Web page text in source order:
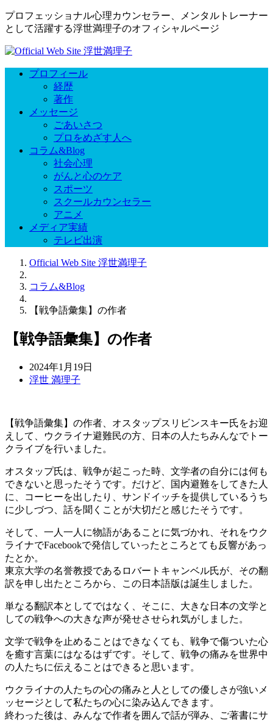
プロフェッショナル心理カウンセラー、メンタルトレーナー
として活躍する浮世満理子のオフィシャルページ
プロフィール
経歴
著作
メッセージ
ごあいさつ
プロをめざす人へ
コラム&Blog
社会心理
がんと心のケア
スポーツ
スクールカウンセラー
アニメ
メディア実績
テレビ出演
Official Web Site 浮世満理子
コラム&Blog
【戦争語彙集】の作者
【戦争語彙集】の作者
2024年1月19日
浮世 満理子
【戦争語彙集】の作者、オスタップスリビンスキー氏をお迎
えして、ウクライナ避難民の方、日本の人たちみんなでトー
クライブを行いました。
オスタップ氏は、戦争が起こった時、文学者の自分には何も
できないと思ったそうです。だけど、国内避難をしてきた人
に、コーヒーを出したり、サンドイッチを提供しているうち
に少しづつ、話を聞くことが大切だと感じたそうです。
そして、一人一人に物語があることに気づかれ、それをウク
ライナでFacebookで発信していったところとても反響があっ
たとか。
東京大学の名誉教授であるロバートキャンベル氏が、その翻
訳を申し出たところから、この日本語版は誕生しました。
単なる翻訳本としてではなく、そこに、大きな日本の文学と
しての戦争への大きな声が発せさせられ気がしました。
文学で戦争を止めることはできなくても、戦争で傷ついた心
を癒す言葉にはなるはずです。そして、戦争の痛みを世界中
の人たちに伝えることはできると思います。
ウクライナの人たちの心の痛みと人としての優しさが強いメ
ッセージとして私たちの心に染み込んできます。
終わった後は、みんなで作者を囲んで話が弾み、ご著書にサ